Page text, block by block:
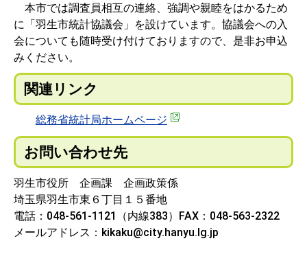
本市では調査員相互の連絡、強調や親睦をはかるため
に「羽生市統計協議会」を設けています。協議会への入
会についても随時受け付けておりますので、是非お申込
みください。
関連リンク
総務省統計局ホームページ
お問い合わせ先
羽生市役所 企画課 企画政策係
埼玉県羽生市東６丁目１５番地
電話：048-561-1121（内線383）FAX：048-563-2322
メールアドレス：kikaku@city.hanyu.lg.jp